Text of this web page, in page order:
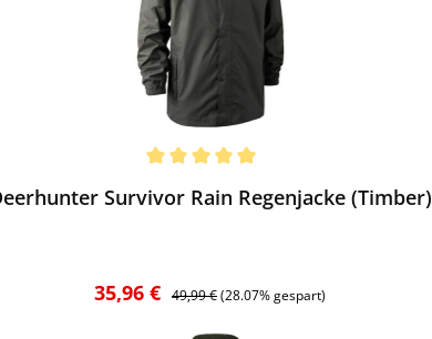
Survivor Rain Regenjacke (Timber)
Verkaufspreis:
35,96 € Regulärer Preis:
49,99 €(28.07% gespart)